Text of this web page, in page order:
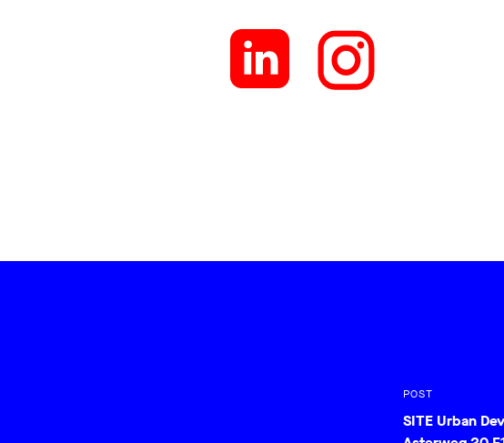
POST
SITE Urban